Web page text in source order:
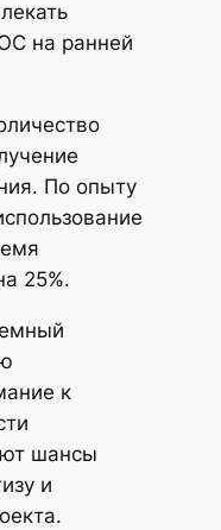
на ранней
По опыту
25%.
к
шансы
и